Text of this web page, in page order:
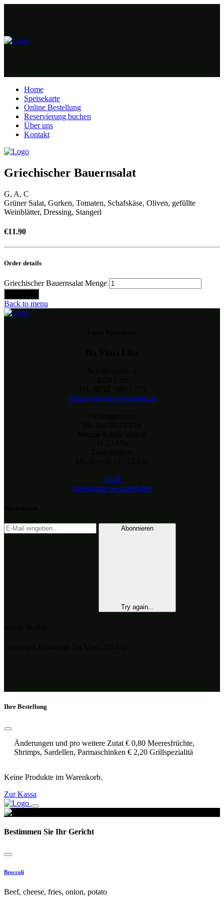
Home
Speisekarte
Online Bestellung
Reservierung buchen
Über uns
Kontakt
Griechischer Bauernsalat
G, A, C
Grüner Salat, Gurken, Tomaten, Schafskäse, Oliven, gefüllte
Weinblätter, Dressing, Stangerl
€11.90
Order details
Griechischer Bauernsalat Menge
Back to menu
office@davinci-ristorante.at
AGB
Speisekarte herunterladen
Abonnieren
Try again...
Ihre Bestellung
Änderungen und pro weitere Zutat € 0,80 Meeresfrüchte,
Shrimps, Sardellen, Parmaschinken € 2,20 Grillspezialitä
Keine Produkte im Warenkorb.
Zur Kassa
Bestimmen Sie Ihr Gericht
Broccoli
Beef, cheese, fries, onion, potato